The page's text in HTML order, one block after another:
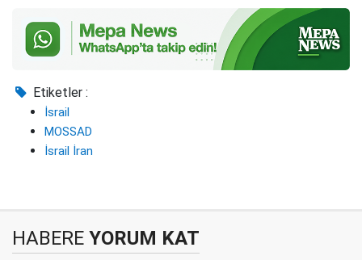
Etiketler :
İsrail
MOSSAD
İsrail İran
HABERE YORUM KAT